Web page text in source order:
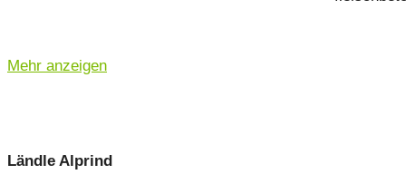
Mehr anzeigen
Ländle Alprind